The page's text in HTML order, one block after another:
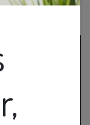
Aluminio